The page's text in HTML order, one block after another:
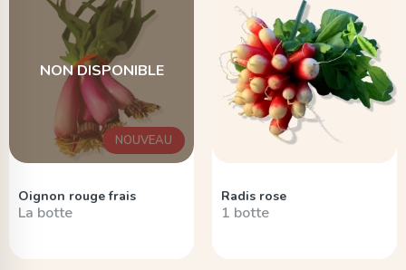
NON DISPONIBLE
NOUVEAU
Oignon rouge frais
La botte
Radis rose
1 botte